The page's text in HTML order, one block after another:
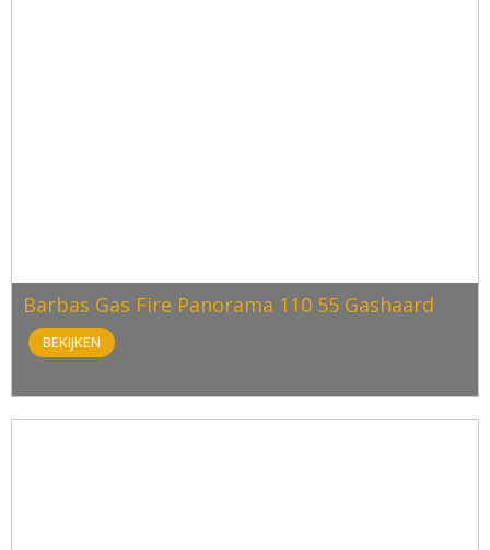
Barbas Gas Fire Panorama 110 55 Gashaard
BEKIJKEN